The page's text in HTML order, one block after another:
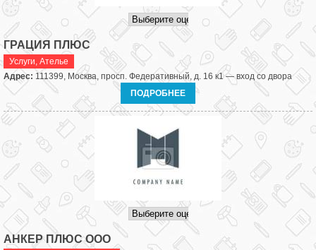
ГРАЦИЯ ПЛЮС
Услуги, Ателье
Адрес: 111399, Москва, просп. Федеративный, д. 16 к1 — вход со двора
ПОДРОБНЕЕ
АНКЕР ПЛЮС ООО